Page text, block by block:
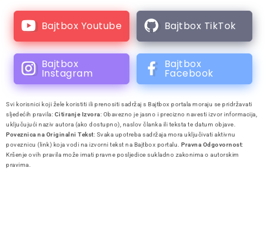
Bajtbox Youtube Bajtbox TikTok
Bajtbox
Instagram
Bajtbox
Facebook
Svi korisnici koji žele koristiti ili prenositi sadržaj s Bajtbox portala moraju se pridržavati
sljedećih pravila: Citiranje Izvora: Obavezno je jasno i precizno navesti izvor informacija,
uključujući naziv autora (ako dostupno), naslov članka ili teksta te datum objave.
Poveznica na Originalni Tekst: Svaka upotreba sadržaja mora uključivati aktivnu
poveznicu (link) koja vodi na izvorni tekst na Bajtbox portalu. Pravna Odgovornost:
Kršenje ovih pravila može imati pravne posljedice sukladno zakonima o autorskim
pravima.